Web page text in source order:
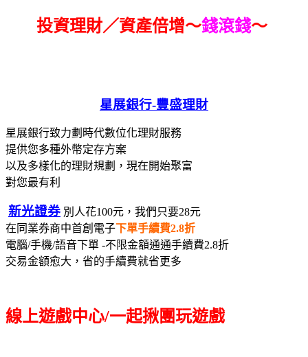
投資理財／資產倍增～錢滾錢～
星展銀行-豐盛理財
星展銀行致力劃時代數位化理財服務
提供您多種外幣定存方案
以及多樣化的理財規劃，現在開始聚富
對您最有利
新光證券 別人花100元，我們只要28元
在同業券商中首創電子下單手續費2.8折
電腦/手機/語音下單 -不限金額通通手續費2.8折
交易金額愈大，省的手續費就省更多
線上遊戲中心/一起揪團玩遊戲